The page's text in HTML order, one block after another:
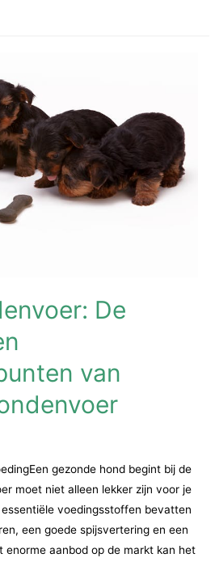
De
van
gezonde hond begint bij de
moet niet alleen lekker zijn voor je
voedingsstoffen bevatten
een goede spijsvertering en een
enorme aanbod op de markt kan het